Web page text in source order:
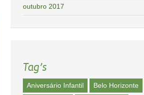
outubro 2017
Tag’s
Aniversário Infantil Belo Horizonte